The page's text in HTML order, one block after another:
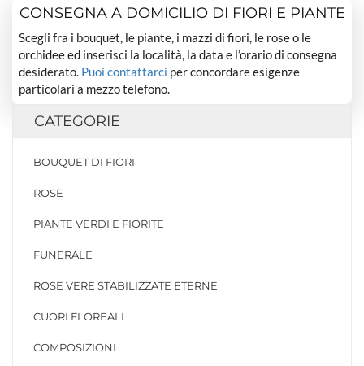
CONSEGNA A DOMICILIO DI FIORI E PIANTE
Scegli fra i bouquet, le piante, i mazzi di fiori, le rose o le
orchidee ed inserisci la località, la data e l’orario di consegna
desiderato. Puoi contattarci per concordare esigenze
particolari a mezzo telefono.
CATEGORIE
BOUQUET DI FIORI
ROSE
PIANTE VERDI E FIORITE
FUNERALE
ROSE VERE STABILIZZATE ETERNE
CUORI FLOREALI
COMPOSIZIONI